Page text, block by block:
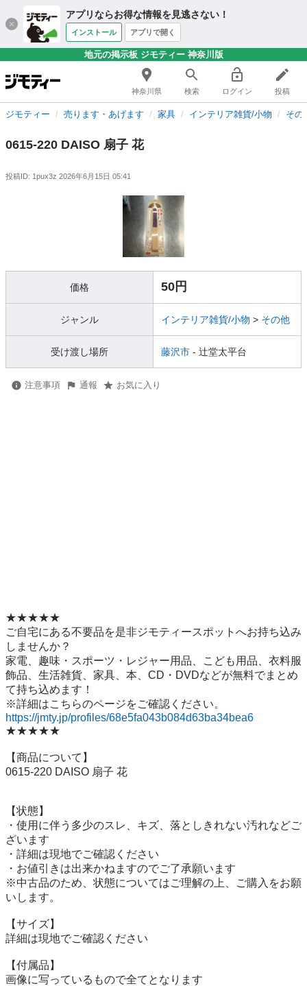
アプリならお得な情報を見逃さない！
インストール アプリで開く
地元の掲示板 ジモティー 神奈川版
神奈川県 検索 ログイン 投稿
ジモティー 売ります・あげます 家具 インテリア雑貨/小物 その
0615-220 DAISO 扇子 花
投稿ID: 1pux3z 2026年6月15日 05:41
価格 50円
ジャンル インテリア雑貨/小物 > その他
受け渡し場所 藤沢市 - 辻堂太平台
注意事項 通報 お気に入り
★★★★★
ご自宅にある不要品を是非ジモティースポットへお持ち込み
しませんか？
家電、趣味・スポーツ・レジャー用品、こども用品、衣料服
飾品、生活雑貨、家具、本、CD・DVDなどが無料でまとめ
て持ち込めます！
https://jmty.jp/profiles/68e5fa043b084d63ba34bea6
★★★★★
【商品について】
0615-220 DAISO 扇子 花
【状態】
・使用に伴う多少のスレ、キズ、落としきれない汚れなどご
ざいます
・詳細は現地でご確認ください
・お値引きは出来かねますのでご了承願います
※中古品のため、状態についてはご理解の上、ご購入をお願
いします。
【サイズ】
詳細は現地でご確認ください
【付属品】
画像に写っているもので全てとなります